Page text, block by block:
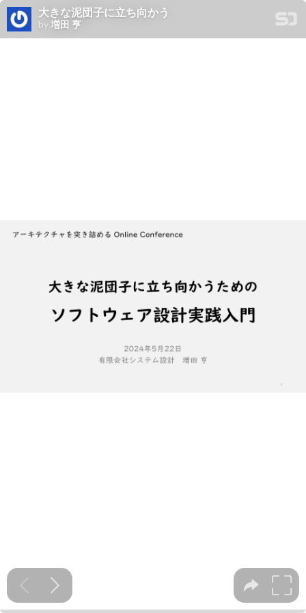
大きな泥団子に立ち向かう
by増田 亨